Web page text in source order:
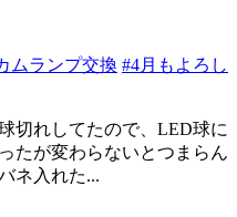
ムランプ交換 #4月もよろし
切れしてたので、LED球に
たが変わらないとつまらん
ネ入れた...